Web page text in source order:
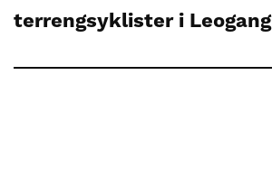
terrengsyklister i Leogang